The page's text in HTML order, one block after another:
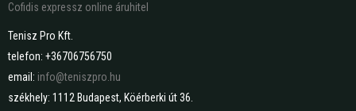
Cofidis expressz online áruhitel
Tenisz Pro Kft.
telefon: +36706756750
email: info@teniszpro.hu
székhely: 1112 Budapest, Köérberki út 36.